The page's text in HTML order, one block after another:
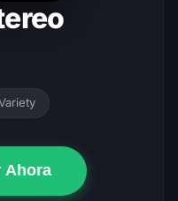
Ahora